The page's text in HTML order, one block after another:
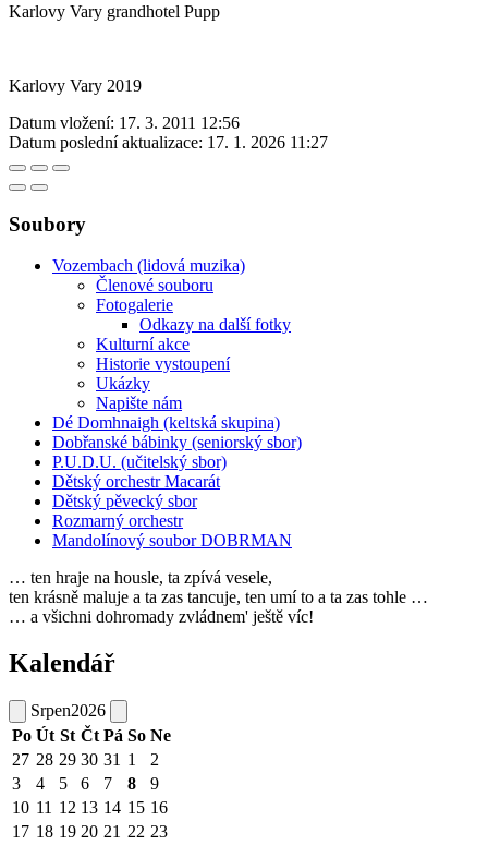
Karlovy Vary grandhotel Pupp
Karlovy Vary 2019
Datum vložení: 17. 3. 2011 12:56
Datum poslední aktualizace: 17. 1. 2026 11:27
Soubory
Vozembach (lidová muzika)
Členové souboru
Fotogalerie
Odkazy na další fotky
Kulturní akce
Historie vystoupení
Ukázky
Napište nám
Dé Domhnaigh (keltská skupina)
Dobřanské bábinky (seniorský sbor)
P.U.D.U. (učitelský sbor)
Dětský orchestr Macarát
Dětský pěvecký sbor
Rozmarný orchestr
Mandolínový soubor DOBRMAN
… ten hraje na housle, ta zpívá vesele,
ten krásně maluje a ta zas tancuje, ten umí to a ta zas tohle …
… a všichni dohromady zvládnem' ještě víc!
Kalendář
Srpen2026
Po Út St Čt Pá So Ne
27 28 29 30 31 1
2
3
4 5 6 7 8
9
10 11 12 13 14 15 16
17 18 19 20 21 22 23